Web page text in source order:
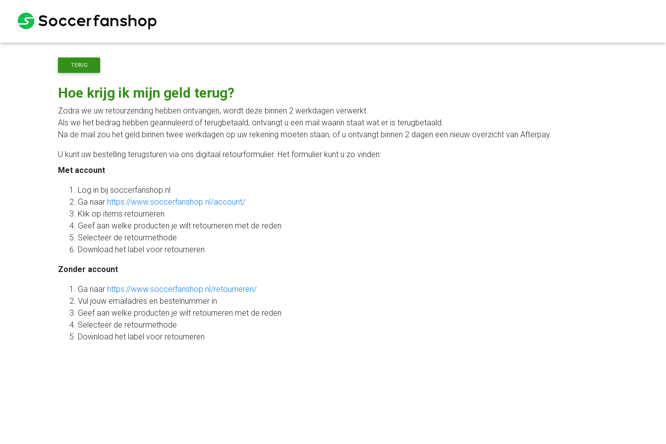
TERUG
Hoe krijg ik mijn geld terug?
Zodra we uw retourzending hebben ontvangen, wordt deze binnen 2 werkdagen verwerkt.
Als we het bedrag hebben geannuleerd of terugbetaald, ontvangt u een mail waarin staat wat er is terugbetaald.
Na de mail zou het geld binnen twee werkdagen op uw rekening moeten staan, of u ontvangt binnen 2 dagen een nieuw overzicht van Afterpay.
U kunt uw bestelling terugsturen via ons digitaal retourformulier. Het formulier kunt u zo vinden:
Met account
Log in bij soccerfanshop.nl
Ga naar https://www.soccerfanshop.nl/account/
Klik op items retourneren
Geef aan welke producten je wilt retourneren met de reden
Selecteer de retourmethode
Download het label voor retourneren
Zonder account
Ga naar https://www.soccerfanshop.nl/retourneren/
Vul jouw emailadres en bestelnummer in
Geef aan welke producten je wilt retourneren met de reden
Selecteer de retourmethode
Download het label voor retourneren